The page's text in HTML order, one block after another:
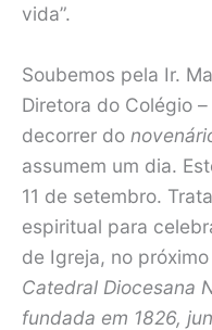
vida”.
Soubemos pela Ir.
Diretora do Colégio
decorrer do
assumem um dia.
11 de setembro.
espiritual para
de Igreja, no
Catedral Diocesana
fundada em 1826,